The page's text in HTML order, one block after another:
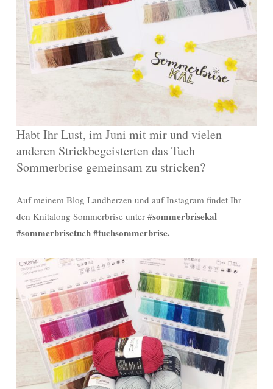
Habt Ihr Lust, im Juni mit mir und vielen
anderen Strickbegeisterten das Tuch
Sommerbrise gemeinsam zu stricken?
Auf meinem Blog Landherzen und auf Instagram findet Ihr
den Knitalong Sommerbrise unter #sommerbrisekal
#sommerbrisetuch #tuchsommerbrise.